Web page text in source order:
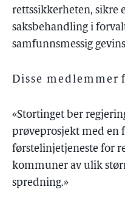
rettssikkerheten, sikre
saksbehandling i
samfunnsmessig
Disse medlemmer
«Stortinget ber
prøveprosjekt med en
førstelinjetjeneste for
kommuner av ulik
spredning.»